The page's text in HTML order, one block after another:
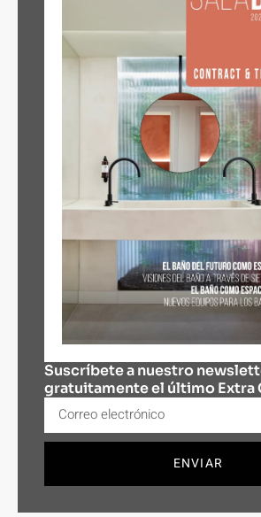
Suscríbete a nuestro
gratuitamente el último Extra
ENVIAR